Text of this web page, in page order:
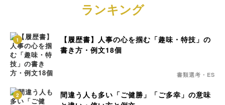
ランキング
1
【履歴書】人事の心を掴む「趣味・特技」の
書き方・例文18個
書類選考・ES
2
間違う人も多い「ご健勝」「ご多幸」の意味